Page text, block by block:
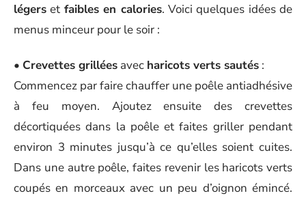
légers et faibles en calories. Voici quelques idées de
menus minceur pour le soir :
• Crevettes grillées avec haricots verts sautés :
Commencez par faire chauffer une poêle antiadhésive
à feu moyen. Ajoutez ensuite des crevettes
décortiquées dans la poêle et faites griller pendant
environ 3 minutes jusqu’à ce qu’elles soient cuites.
Dans une autre poêle, faites revenir les haricots verts
coupés en morceaux avec un peu d’oignon émincé.